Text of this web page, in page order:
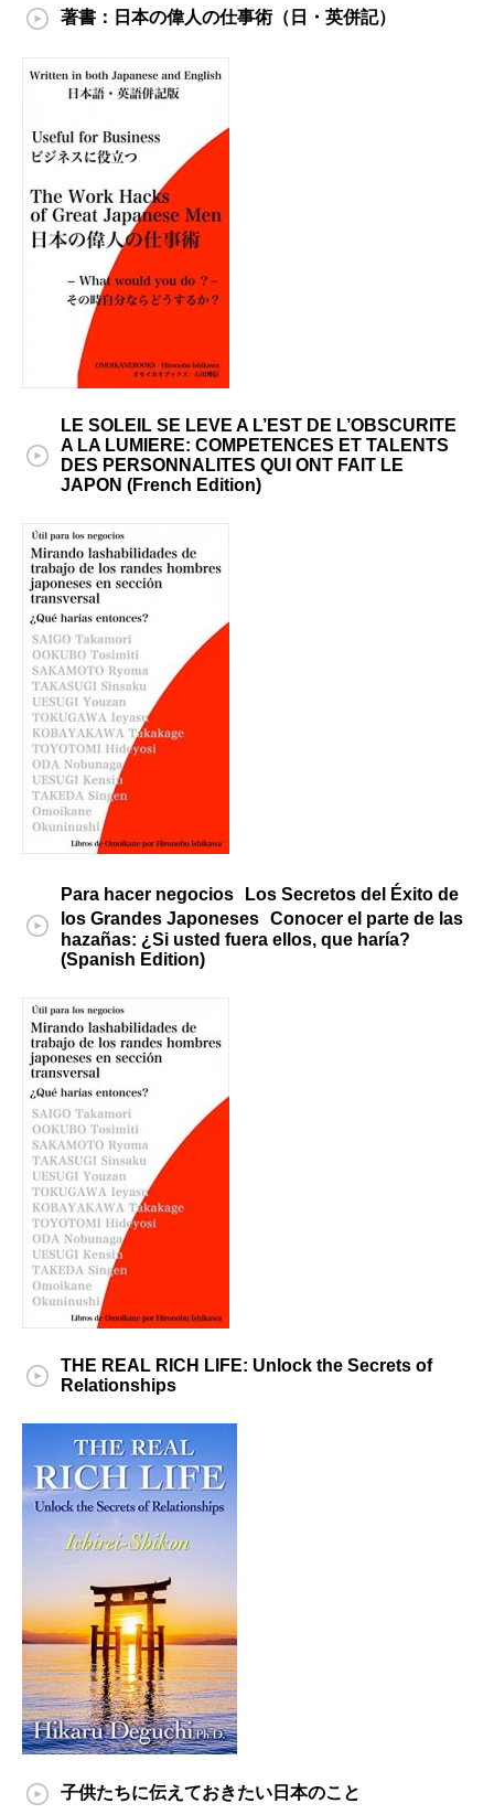
著書：日本の偉人の仕事術（日・英併記）
LE SOLEIL SE LEVE A L’EST DE L’OBSCURITE
A LA LUMIERE: COMPETENCES ET TALENTS
DES PERSONNALITES QUI ONT FAIT LE
JAPON (French Edition)
Para hacer negocios Los Secretos del Éxito de
los Grandes Japoneses Conocer el parte de las
hazañas: ¿Si usted fuera ellos, que haría?
(Spanish Edition)
THE REAL RICH LIFE: Unlock the Secrets of
Relationships
子供たちに伝えておきたい日本のこと